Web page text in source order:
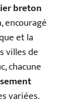
breton
encouragé
et la
villes de
chacune
variées.